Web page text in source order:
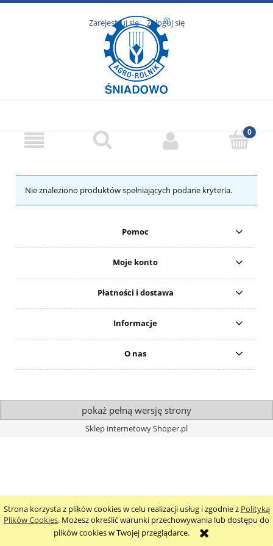
Strona korzysta z plików cookies w celu realizacji usług i zgodnie z Polityką
Plików Cookies. Możesz określić warunki przechowywania lub dostępu do
plików cookies w Twojej przeglądarce.
Zarejestruj się Zaloguj się
Nie znaleziono produktów spełniających podane kryteria.
Pomoc
Moje konto
Płatności i dostawa
Informacje
O nas
pokaż pełną wersję strony
Sklep internetowy Shoper.pl